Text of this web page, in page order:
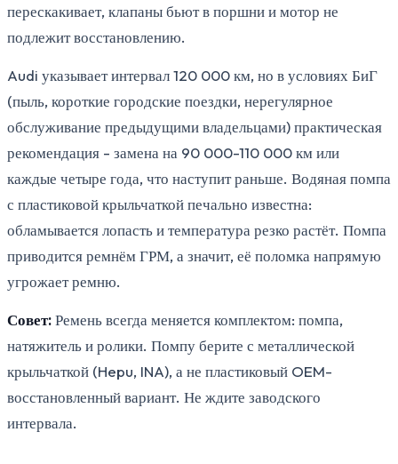
перескакивает, клапаны бьют в поршни и мотор не
подлежит восстановлению.
Audi указывает интервал 120 000 км, но в условиях БиГ
(пыль, короткие городские поездки, нерегулярное
обслуживание предыдущими владельцами) практическая
рекомендация - замена на 90 000-110 000 км или
каждые четыре года, что наступит раньше. Водяная помпа
с пластиковой крыльчаткой печально известна:
обламывается лопасть и температура резко растёт. Помпа
приводится ремнём ГРМ, а значит, её поломка напрямую
угрожает ремню.
Совет:Ремень всегда меняется комплектом: помпа,
натяжитель и ролики. Помпу берите с металлической
крыльчаткой (Hepu, INA), а не пластиковый OEM-
восстановленный вариант. Не ждите заводского
интервала.